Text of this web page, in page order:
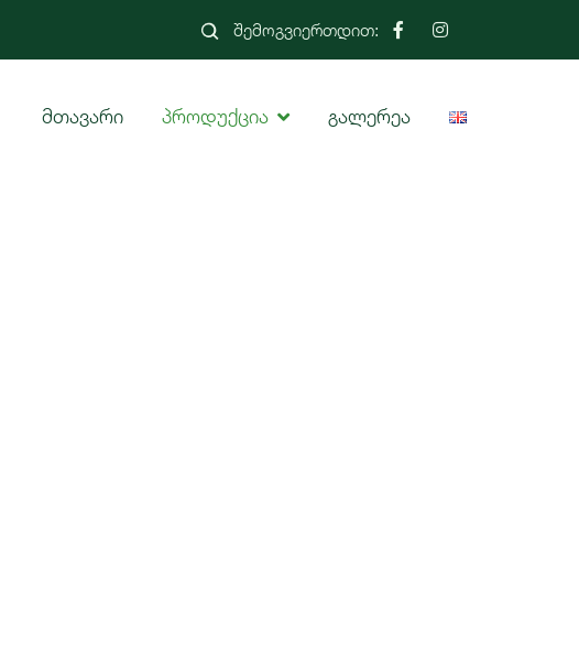
შემოგვიერთდით:
მთავარი პროდუქცია გალერეა